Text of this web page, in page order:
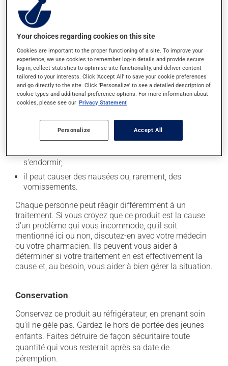
votre pharmacien ou votre médecin.
Effets indésirables
En plus de ses effets recherchés, ce produit peut à
l'occasion entraîner certains effets indésirables (effets
secondaires), notamment :
il peut causer des maux de tête;
il peut causer des douleurs musculaires;
il peut provoquer de la fièvre;
s'endormir;
il peut causer des nausées ou, rarement, des
vomissements.
Chaque personne peut réagir différemment à un
traitement. Si vous croyez que ce produit est la cause
d'un problème qui vous incommode, qu'il soit
mentionné ici ou non, discutez-en avec votre médecin
ou votre pharmacien. Ils peuvent vous aider à
déterminer si votre traitement en est effectivement la
cause et, au besoin, vous aider à bien gérer la situation.
Conservation
Conservez ce produit au réfrigérateur, en prenant soin
qu'il ne gèle pas. Gardez-le hors de portée des jeunes
enfants. Faites détruire de façon sécuritaire toute
quantité qui vous resterait après sa date de
péremption.
Your choices regarding cookies on this site
Cookies are important to the proper functioning of a site. To improve your
experience, we use cookies to remember log-in details and provide secure
log-in, collect statistics to optimise site functionality, and deliver content
tailored to your interests. Click 'Accept All' to save your cookie preferences
and go directly to the site. Click 'Personalize' to see a detailed description of
cookie types and additional preference options. For more information about
cookies, please see our Privacy Statement
Personalize Accept All